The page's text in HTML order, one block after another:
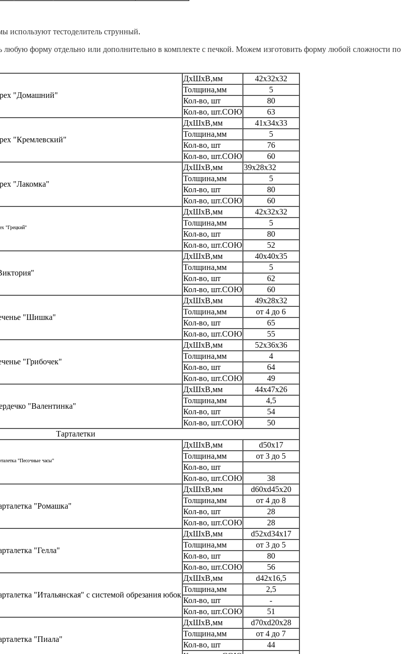
используют тестоделитель струнный.
любую форму отдельно или дополнительно в комплекте с печкой. Можем изготовить форму любой сложности по
ДхШхВ,мм
42х32х32
Толщина,мм
5
Кол-во, шт
80
Кол-во, шт.СОЮ
63
ДхШхВ,мм
41х34х33
Толщина,мм
5
Кол-во, шт
76
Кол-во, шт.СОЮ
60
ДхШхВ,мм
39х28х32
Толщина,мм
5
Кол-во, шт
80
Кол-во, шт.СОЮ
60
ДхШхВ,мм
42х32х32
Толщина,мм
5
Кол-во, шт
80
Кол-во, шт.СОЮ
52
ДхШхВ,мм
40х40х35
Толщина,мм
5
Кол-во, шт
62
Кол-во, шт.СОЮ
60
ДхШхВ,мм
49х28х32
Толщина,мм
от 4 до 6
Кол-во, шт
65
Кол-во, шт.СОЮ
55
ДхШхВ,мм
52х36х36
Толщина,мм
4
Кол-во, шт
64
Кол-во, шт.СОЮ
49
ДхШхВ,мм
44х47х26
Толщина,мм
4,5
Кол-во, шт
54
Кол-во, шт.СОЮ
50
Тарталетки
ДхШхВ,мм
d50x17
Толщина,мм
от 3 до 5
Кол-во, шт
Кол-во, шт.СОЮ
38
ДхШхВ,мм
d60хd45х20
Толщина,мм
от 4 до 8
Кол-во, шт
28
Кол-во, шт.СОЮ
28
ДхШхВ,мм
d52xd34x17
Толщина,мм
от 3 до 5
Кол-во, шт
80
Кол-во, шт.СОЮ
56
ДхШхВ,мм
d42x16,5
Толщина,мм
2,5
Кол-во, шт
-
Кол-во, шт.СОЮ
51
ДхШхВ,мм
d70xd20x28
Толщина,мм
от 4 до 7
Кол-во, шт
44